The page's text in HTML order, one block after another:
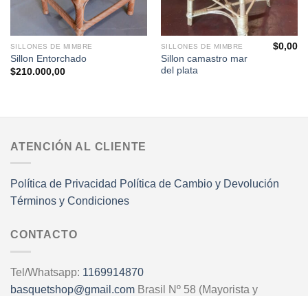
SILLONES DE MIMBRE
Sillon Entorchado
$210.000,00
SILLONES DE MIMBRE
Sillon camastro mar
del plata
$0,00
ATENCIÓN AL CLIENTE
Política de Privacidad Política de Cambio y Devolución
Términos y Condiciones
CONTACTO
Tel/Whatsapp: 1169914870
basquetshop@gmail.com Brasil Nº 58 (Mayorista y